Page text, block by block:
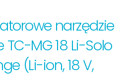
narzędzie
MG 18 Li-Solo
(Li-ion, 18 V,